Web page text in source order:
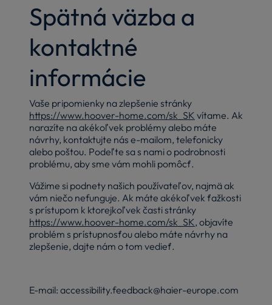
Spätná väzba a
kontaktné
informácie
Vaše pripomienky na zlepšenie stránky
https://www.hoover-home.com/sk_SK vítame. Ak
narazíte na akékoľvek problémy alebo máte
návrhy, kontaktujte nás e-mailom, telefonicky
alebo poštou. Podeľte sa s nami o podrobnosti
problému, aby sme vám mohli pomôcť.
Vážime si podnety našich používateľov, najmä ak
vám niečo nefunguje. Ak máte akékoľvek ťažkosti
s prístupom k ktorejkoľvek časti stránky
https://www.hoover-home.com/sk_SK, objavíte
problém s prístupnosťou alebo máte návrhy na
zlepšenie, dajte nám o tom vedieť.
E-mail: accessibility.feedback@haier-europe.com